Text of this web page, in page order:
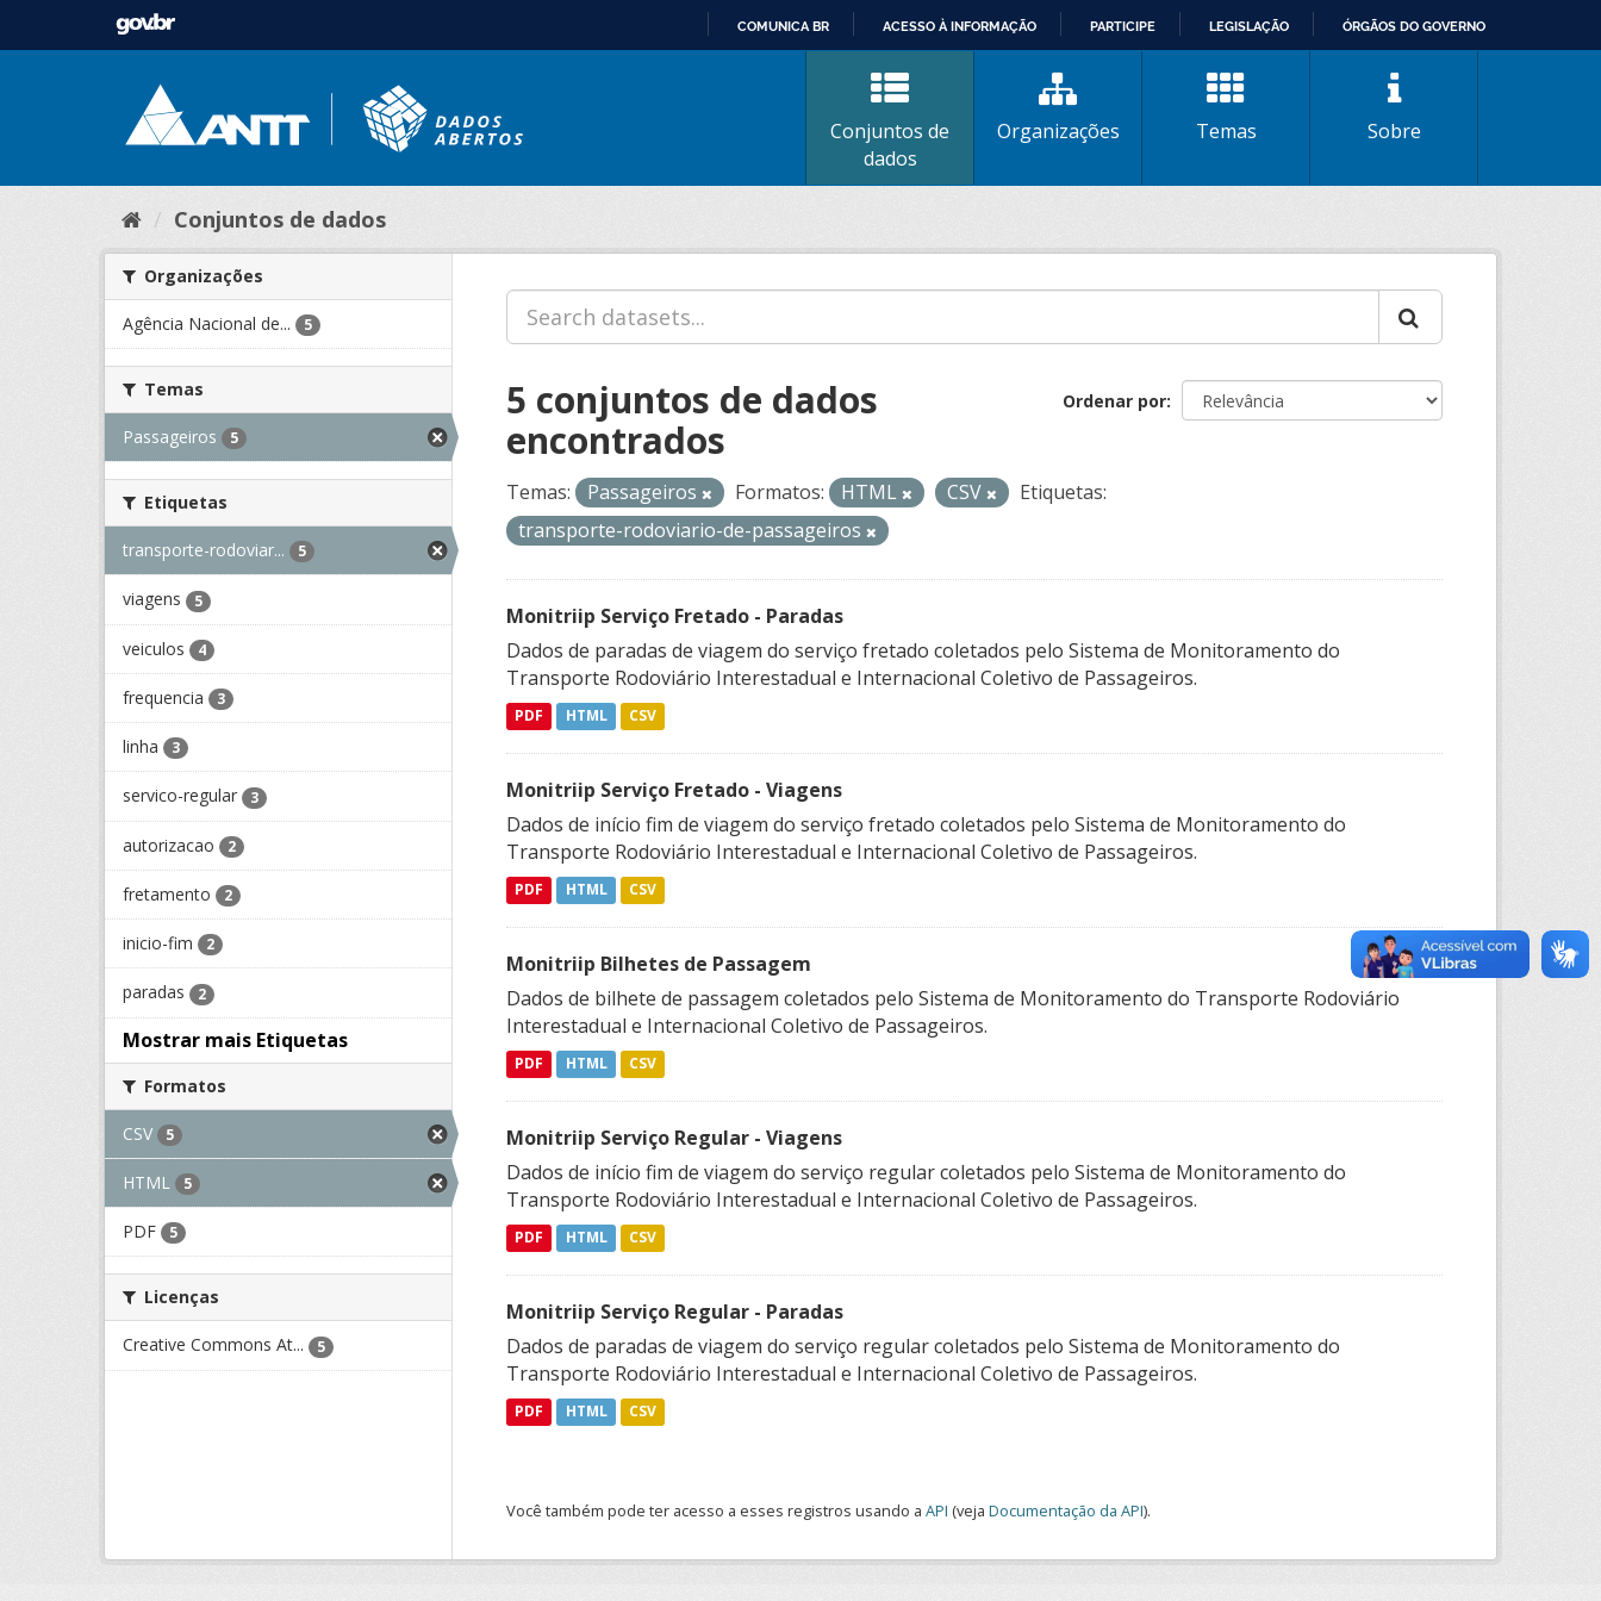
CONTEÚDO
COMUNICA BR ACESSO À INFORMAÇÃO PARTICIPE LEGISLAÇÃO ÓRGÃOS DO GOVERNO
Conjuntos de
dados
Organizações Temas Sobre
Conjuntos de dados
Organizações
Agência Nacional de... 5
Temas
Passageiros 5
Etiquetas
transporte-rodoviar... 5
viagens 5
veiculos 4
frequencia 3
linha 3
servico-regular 3
autorizacao 2
fretamento 2
inicio-fim 2
paradas 2
Mostrar mais Etiquetas
Formatos
CSV 5
HTML 5
PDF 5
Licenças
Creative Commons At... 5
Ordenar por
5 conjuntos de dados
encontrados
Temas: Passageiros Formatos: HTML CSV
Etiquetas:
transporte-rodoviario-de-passageiros
Monitriip Serviço Fretado - Paradas
Dados de paradas de viagem do serviço fretado coletados pelo Sistema de Monitoramento do
Transporte Rodoviário Interestadual e Internacional Coletivo de Passageiros.
PDF HTML CSV
Monitriip Serviço Fretado - Viagens
Dados de início fim de viagem do serviço fretado coletados pelo Sistema de Monitoramento do
Transporte Rodoviário Interestadual e Internacional Coletivo de Passageiros.
PDF HTML CSV
Monitriip Bilhetes de Passagem
Dados de bilhete de passagem coletados pelo Sistema de Monitoramento do Transporte Rodoviário
Interestadual e Internacional Coletivo de Passageiros.
PDF HTML CSV
Monitriip Serviço Regular - Viagens
Dados de início fim de viagem do serviço regular coletados pelo Sistema de Monitoramento do
Transporte Rodoviário Interestadual e Internacional Coletivo de Passageiros.
PDF HTML CSV
Monitriip Serviço Regular - Paradas
Dados de paradas de viagem do serviço regular coletados pelo Sistema de Monitoramento do
Transporte Rodoviário Interestadual e Internacional Coletivo de Passageiros.
PDF HTML CSV
Você também pode ter acesso a esses registros usando a API (veja Documentação da API).